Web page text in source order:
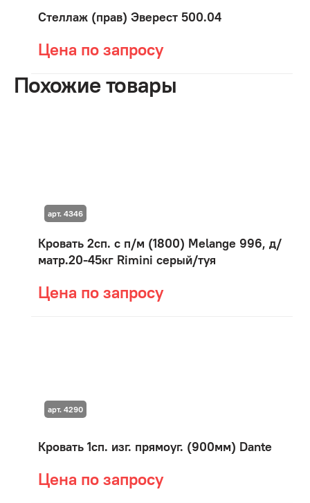
Стеллаж (прав) Эверест 500.04
Цена по запросу
Похожие товары
Кровать 2сп. с п/м (1800) Мelange 996, д/
матр.20-45кг Rimini серый/туя
Цена по запросу
арт. 4346
Кровать 1сп. изг. прямоуг. (900мм) Dante
Цена по запросу
арт. 4290